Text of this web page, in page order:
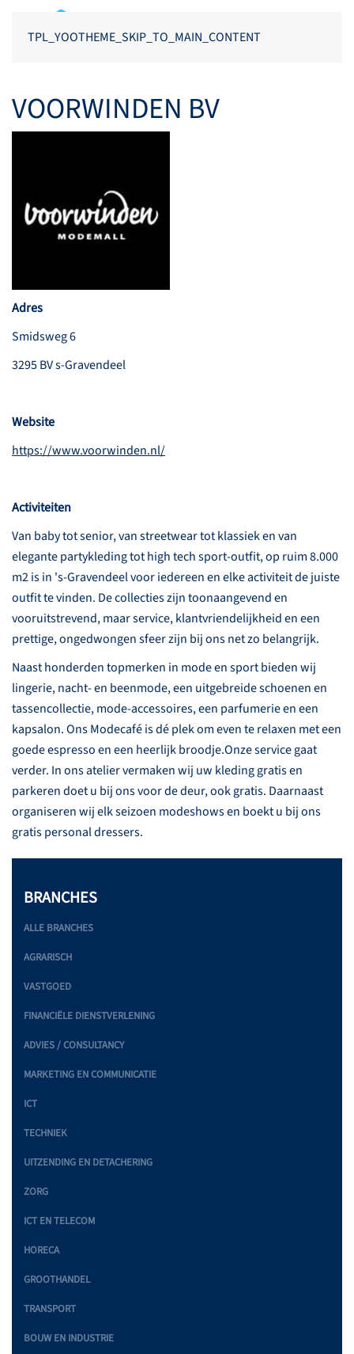
TPL_YOOTHEME_SKIP_TO_MAIN_CONTENT
VOORWINDEN BV
Adres
Smidsweg 6
3295 BV s-Gravendeel
Website
https://www.voorwinden.nl/
Activiteiten
Van baby tot senior, van streetwear tot klassiek en van
elegante partykleding tot high tech sport-outfit, op ruim 8.000
m2 is in 's-Gravendeel voor iedereen en elke activiteit de juiste
outfit te vinden. De collecties zijn toonaangevend en
vooruitstrevend, maar service, klantvriendelijkheid en een
prettige, ongedwongen sfeer zijn bij ons net zo belangrijk.
Naast honderden topmerken in mode en sport bieden wij
lingerie, nacht- en beenmode, een uitgebreide schoenen en
tassencollectie, mode-accessoires, een parfumerie en een
kapsalon. Ons Modecafé is dé plek om even te relaxen met een
goede espresso en een heerlijk broodje.Onze service gaat
verder. In ons atelier vermaken wij uw kleding gratis en
parkeren doet u bij ons voor de deur, ook gratis. Daarnaast
organiseren wij elk seizoen modeshows en boekt u bij ons
gratis personal dressers.
BRANCHES
ALLE BRANCHES
AGRARISCH
VASTGOED
FINANCIËLE DIENSTVERLENING
ADVIES / CONSULTANCY
MARKETING EN COMMUNICATIE
ICT
TECHNIEK
UITZENDING EN DETACHERING
ZORG
ICT EN TELECOM
HORECA
GROOTHANDEL
TRANSPORT
BOUW EN INDUSTRIE